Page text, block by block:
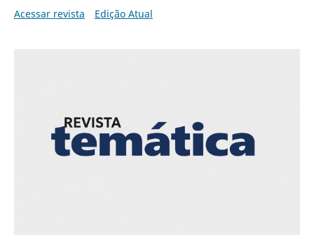
Acessar revista
Edição Atual